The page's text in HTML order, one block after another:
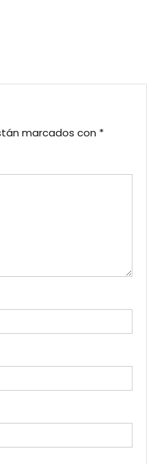
marcados con *